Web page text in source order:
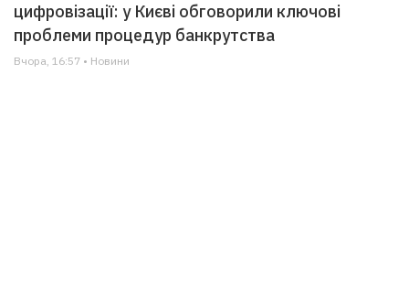
цифровізації: у Києві обговорили ключові
проблеми процедур банкрутства
Вчора, 16:57 • Новини